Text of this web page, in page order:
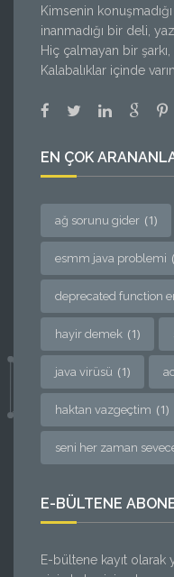
Kimsenin
inanmadığı bir deli,
Hiç çalmayan bir
Kalabalıklar içinde
EN ÇOK
ağ sorunu gider (1)
esmm java problemi
deprecated function
hayir demek (1)
java virüsü (1)
haktan vazgeçtim (1)
seni her zaman
E-BÜLTENE
E-bültene kayıt